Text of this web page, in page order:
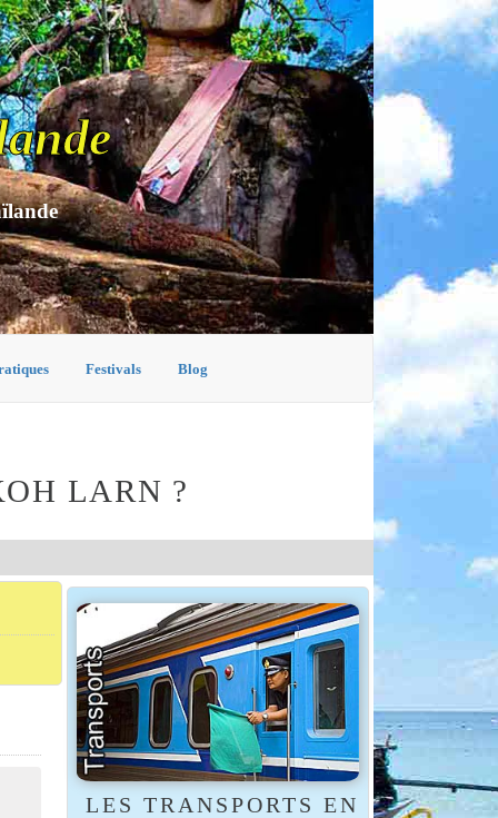
Festivals Blog
LARN ?
LES TRANSPORTS EN